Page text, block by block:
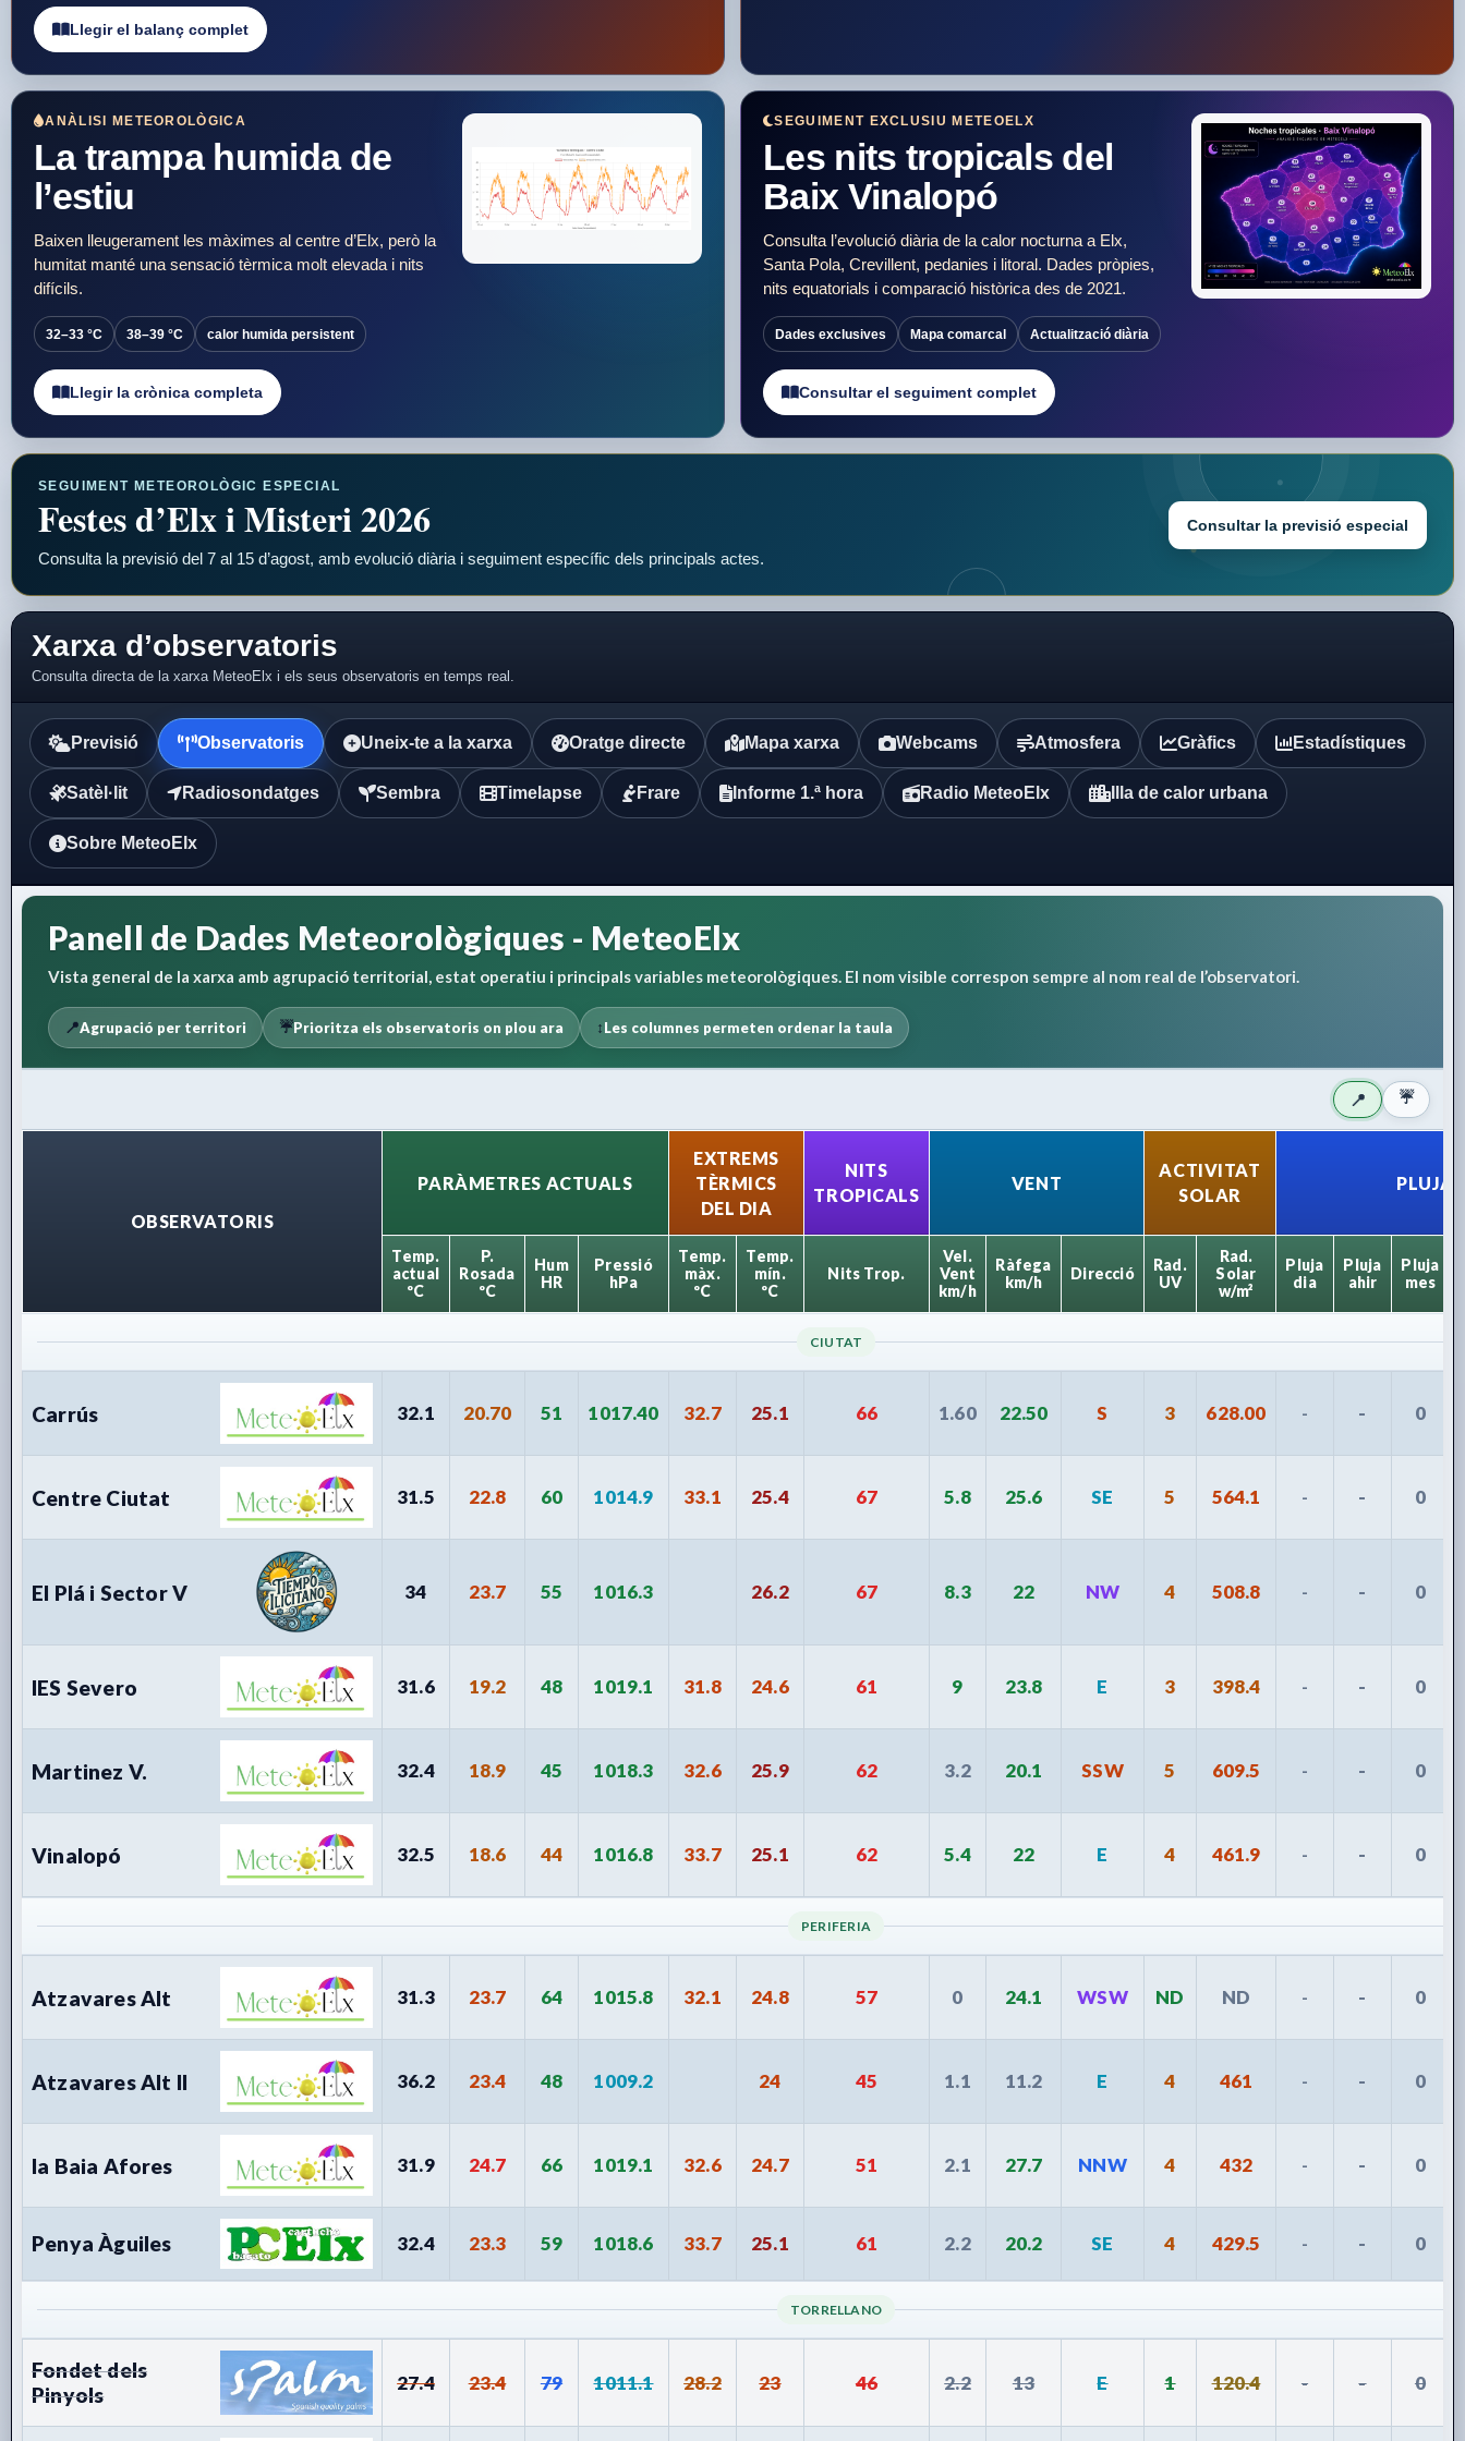
Llegir el balanç complet
ANÀLISI METEOROLÒGICA
La trampa humida de
l’estiu
Baixen lleugerament les màximes al centre d’Elx, però la
humitat manté una sensació tèrmica molt elevada i nits
difícils.
32–33 °C 38–39 °C calor humida persistent
Llegir la crònica completa
SEGUIMENT EXCLUSIU METEOELX
Les nits tropicals del
Baix Vinalopó
Consulta l’evolució diària de la calor nocturna a Elx,
Santa Pola, Crevillent, pedanies i litoral. Dades pròpies,
nits equatorials i comparació històrica des de 2021.
Dades exclusives Mapa comarcal Actualització diària
Consultar el seguiment complet
SEGUIMENT METEOROLÒGIC ESPECIAL
Festes d’Elx i Misteri 2026
Consulta la previsió del 7 al 15 d’agost, amb evolució diària i seguiment específic dels principals actes.
Consultar la previsió especial
Xarxa d’observatoris
Consulta directa de la xarxa MeteoElx i els seus observatoris en temps real.
Previsió Observatoris Uneix-te a la xarxa Oratge directe Mapa xarxa Webcams Atmosfera Gràfics Estadístiques
Satèl·lit Radiosondatges Sembra Timelapse Frare Informe 1.ª hora Radio MeteoElx Illa de calor urbana
Sobre MeteoElx